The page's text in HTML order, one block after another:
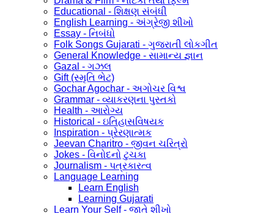
Educational - શિક્ષણ સંબંધી
English Learning - અંગ્રેજી શીખો
Essay - નિબંધો
Folk Songs Gujarati - ગુજરાતી લોકગીત
General Knowledge - સામાન્ય જ્ઞાન
Gazal - ગઝલ
Gift (સ્મૃતિ ભેટ)
Gochar Agochar - અગોચર વિશ્વ
Grammar - વ્યાકરણના પુસ્તકો
Health - આરોગ્ય
Historical - ઇતિહાસવિષયક
Inspiration - પ્રેરણાત્મક
Jeevan Charitro - જીવન ચરિત્રો
Jokes - વિનોદનો ટુચકા
Journalism - પત્રકારત્વ
Language Learning
Learn English
Learning Gujarati
Learn Your Self - જાતે શીખો